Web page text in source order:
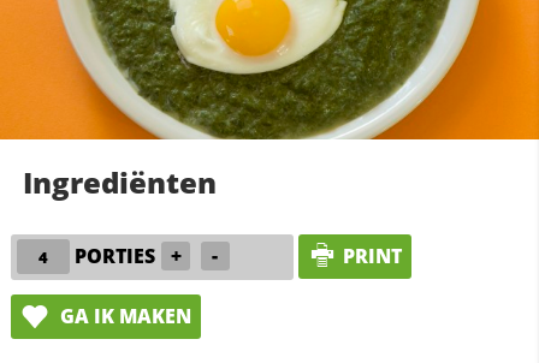
Ingrediënten
PORTIES + - PRINT
GA IK MAKEN